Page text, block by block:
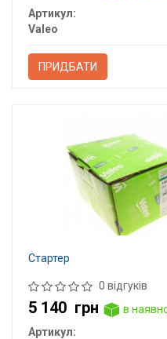
Артикул:
Valeo
ПРИДБАТИ
Стартер
0 відгуків
5 140 грн
в
Артикул: